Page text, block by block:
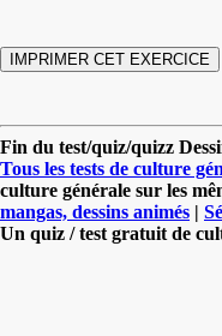
Fin du test/quiz/quizz
Tous les tests de culture
culture générale sur les
mangas, dessins animés |
Un quiz / test gratuit de